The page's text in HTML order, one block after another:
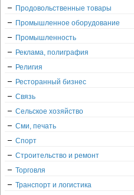
Продовольственные товары
Промышленное оборудование
Промышленность
Реклама, полиграфия
Религия
Ресторанный бизнес
Связь
Сельское хозяйство
Сми, печать
Спорт
Строительство и ремонт
Торговля
Транспорт и логистика